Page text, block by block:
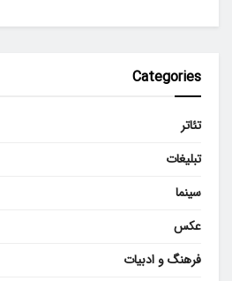
Categories
تئاتر
تبلیغات
سینما
عکس
فرهنگ و ادبیات